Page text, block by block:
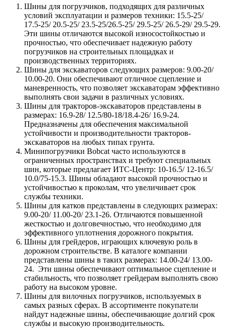
Шины для погрузчиков, подходящих для различных
условий эксплуатации и размеров техники: 15.5-25/
17.5-25/ 20.5-25/ 23.5-25/26.5-25/ 29.5-25/ 26.5-29/ 29.5-29.
Эти шины отличаются высокой износостойкостью и
прочностью, что обеспечивает надежную работу
погрузчиков на строительных площадках и
производственных территориях.
Шины для экскаваторов следующих размеров: 9.00-20/
10.00-20. Они обеспечивают отличное сцепление и
маневренность, что позволяет экскаваторам эффективно
выполнять свои задачи в различных условиях.
Шины для тракторов-экскаваторов представлены в
размерах: 16.9-28/ 12.5/80-18/18.4-26/ 16.9-24.
Предназначены для обеспечения максимальной
устойчивости и производительности тракторов-
экскаваторов на любых типах грунта.
Минипогрузчики Bobcat часто используются в
ограниченных пространствах и требуют специальных
шин, которые предлагает ИТС-Центр: 10-16.5/ 12-16.5/
10.0/75-15.3. Шины обладают высокой прочностью и
устойчивостью к проколам, что увеличивает срок
службы техники.
Шины для катков представлены в следующих размерах:
9.00-20/ 11.00-20/ 23.1-26. Отличаются повышенной
жесткостью и долговечностью, что необходимо для
эффективного уплотнения дорожного покрытия.
Шины для грейдеров, играющих ключевую роль в
дорожном строительстве. В каталоге компании
представлены шины в таких размерах: 14.00-24/ 13.00-
24. Эти шины обеспечивают оптимальное сцепление и
стабильность, что позволяет грейдерам выполнять свою
работу на высоком уровне.
Шины для вилочных погрузчиков, используемых в
самых разных сферах. В ассортименте покупатели
найдут надежные шины, обеспечивающие долгий срок
службы и высокую производительность.